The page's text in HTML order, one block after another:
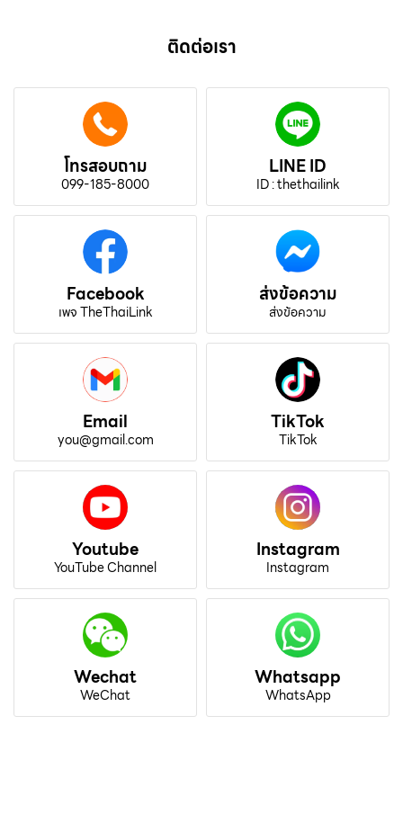
ติดต่อเรา
โทรสอบถาม
099-185-8000
LINE ID
ID : thethailink
Facebook
เพจ TheThaiLink
ส่งข้อความ
ส่งข้อความ
Email
you@gmail.com
TikTok
TikTok
Youtube
YouTube Channel
Instagram
Instagram
Wechat
WeChat
Whatsapp
WhatsApp